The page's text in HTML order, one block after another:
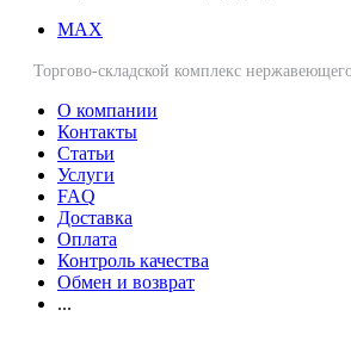
MAX
Торгово-складской комплекс
О компании
Контакты
Статьи
Услуги
FAQ
Доставка
Оплата
Контроль качества
Обмен и возврат
...